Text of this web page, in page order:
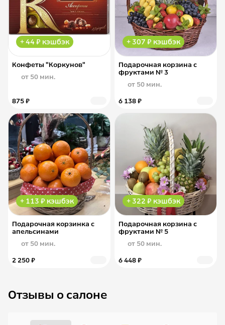
+ 44 ₽ кэшбэк
Конфеты "Коркунов"
от 50 мин.
875 ₽
+ 307 ₽ кэшбэк
Подарочная корзина с
фруктами № 3
от 50 мин.
6 138 ₽
+ 113 ₽ кэшбэк
Подарочная корзинка с
апельсинами
от 50 мин.
2 250 ₽
+ 322 ₽ кэшбэк
Подарочная корзина с
фруктами № 5
от 50 мин.
6 448 ₽
Отзывы о салоне